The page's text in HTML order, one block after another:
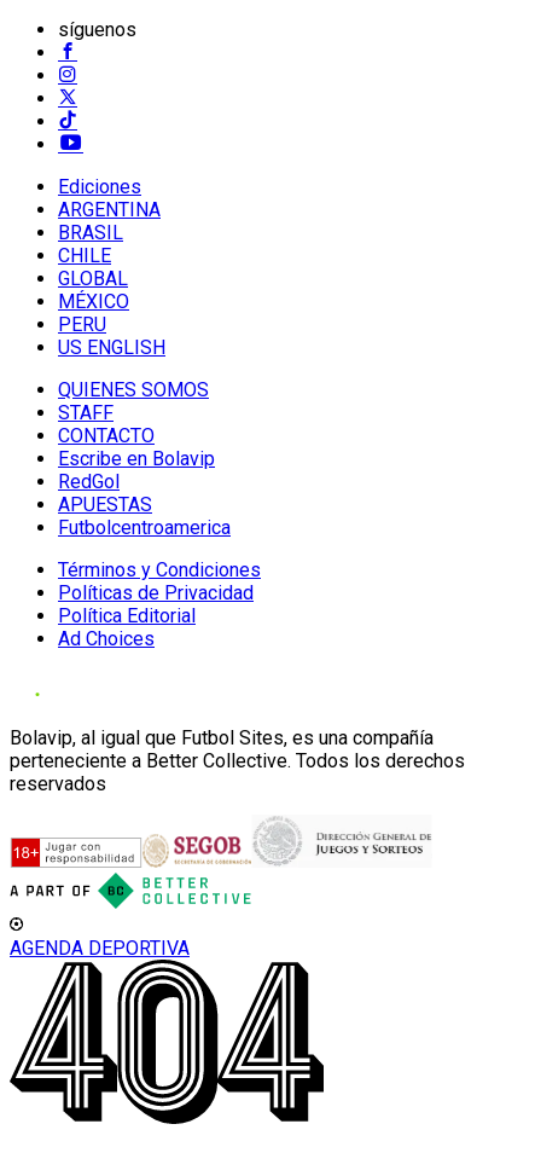
síguenos
Ediciones
ARGENTINA
BRASIL
CHILE
GLOBAL
MÉXICO
PERU
US ENGLISH
QUIENES SOMOS
STAFF
CONTACTO
Escribe en Bolavip
RedGol
APUESTAS
Futbolcentroamerica
Términos y Condiciones
Políticas de Privacidad
Política Editorial
Ad Choices
Bolavip, al igual que Futbol Sites, es una compañía
perteneciente a Better Collective. Todos los derechos
reservados
AGENDA DEPORTIVA